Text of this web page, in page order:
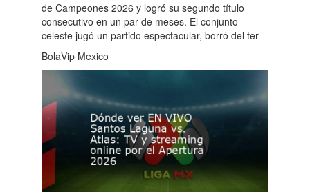
de Campeones 2026 y logró su segundo título
consecutivo en un par de meses. El conjunto
celeste jugó un partido espectacular, borró del ter
BolaVip Mexico